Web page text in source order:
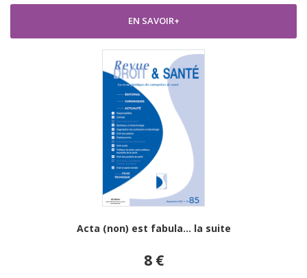
EN SAVOIR+
Acta (non) est fabula… la suite
8 €